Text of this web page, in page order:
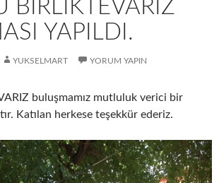
BİRLİKTEVARIZ
YAPILDI.
YUKSELMART YORUM YAPIN
buluşmamız mutluluk verici bir
Katılan herkese teşekkür ederiz.